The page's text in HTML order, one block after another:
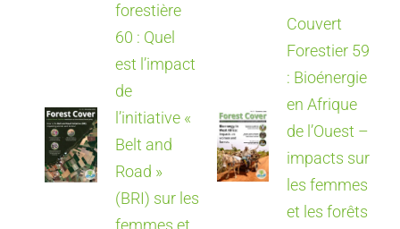
forestière
60 : Quel
est l’impact
de
l’initiative «
Belt and
Road »
(BRI) sur les
femmes et
Couvert
Forestier 59
: Bioénergie
en Afrique
de l’Ouest –
impacts sur
les femmes
et les forêts